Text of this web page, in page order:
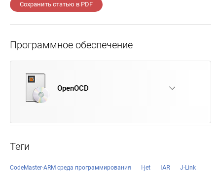
Сохранить статью в PDF
Программное обеспечение
OpenOCD
Теги
CodeMaster-ARM среда программирования I-jet IAR J-Link